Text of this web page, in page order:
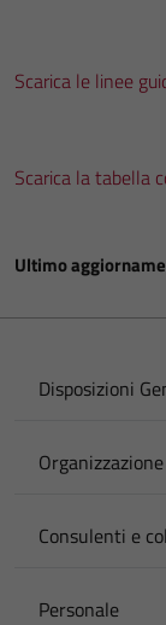
Scarica le linee
Scarica la tabella
Ultimo
Disposizioni
Organizzazione
Consulenti e
Personale